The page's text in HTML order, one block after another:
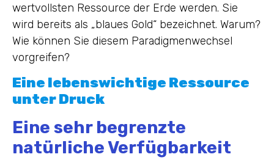
wertvollsten Ressource der Erde werden. Sie
wird bereits als „blaues Gold“ bezeichnet. Warum?
Wie können Sie diesem Paradigmenwechsel
vorgreifen?
Eine lebenswichtige Ressource
unter Druck
Eine sehr begrenzte
natürliche Verfügbarkeit